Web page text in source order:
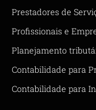
Prestadores de
Profissionais e
Planejamento
Contabilidade para
Contabilidade para